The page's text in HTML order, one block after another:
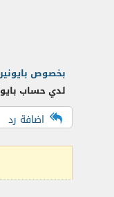
بخصوص
لدي حساب
اضافة رد